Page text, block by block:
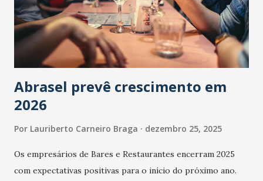
Abrasel prevê crescimento em
2026
Por Lauriberto Carneiro Braga dezembro 25, 2025
Os empresários de Bares e Restaurantes encerram 2025
com expectativas positivas para o início do próximo ano.